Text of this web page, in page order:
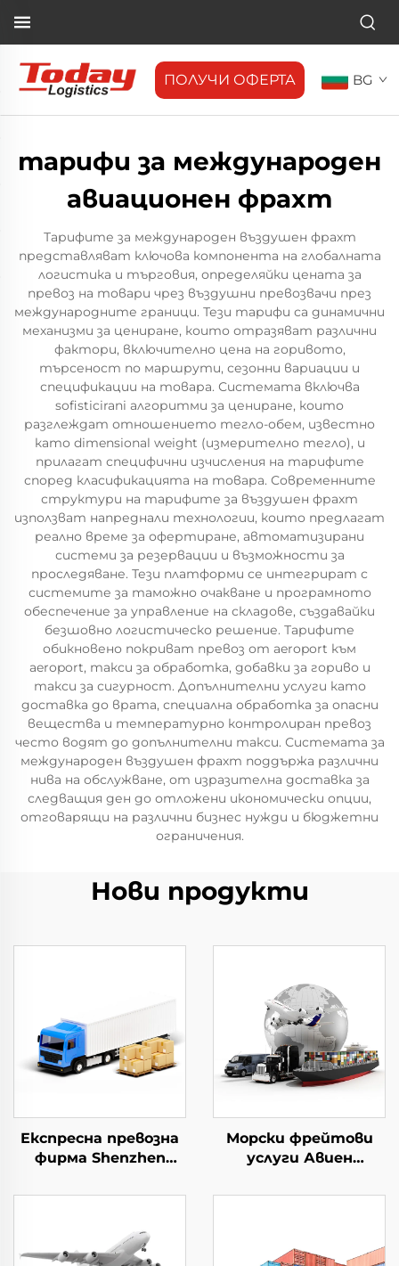
ПОЛУЧИ ОФЕРТА BG
тарифи за международен
авиационен фрахт
Тарифите за международен въздушен фрахт
представляват ключова компонента на глобалната
логистика и търговия, определяйки цената за
превоз на товари чрез въздушни превозвачи през
международните граници. Тези тарифи са динамични
механизми за цениране, които отразяват различни
фактори, включително цена на горивото,
търсеност по маршрути, сезонни вариации и
спецификации на товара. Системата включва
sofisticirani алгоритми за цениране, които
разглеждат отношението тегло-обем, известно
като dimensional weight (измерително тегло), и
прилагат специфични изчисления на тарифите
според класификацията на товара. Современните
структури на тарифите за въздушен фрахт
използват напреднали технологии, които предлагат
реално време за офертиране, автоматизирани
системи за резервации и възможности за
проследяване. Тези платформи се интегрират с
системите за таможно очакване и програмното
обеспечение за управление на складове, създавайки
безшовно логистическо решение. Тарифите
обикновено покриват превоз от аeroport към
аeroport, такси за обработка, добавки за гориво и
такси за сигурност. Допълнителни услуги като
доставка до врата, специална обработка за опасни
вещества и температурно контролиран превоз
често водят до допълнителни такси. Системата за
международен въздушен фрахт поддържа различни
нива на обслужване, от изразителна доставка за
следващия ден до отложени икономически опции,
отговарящи на различни бизнес нужди и бюджетни
ограничения.
Нови продукти
Експресна превозна
фирма Shenzhen
врата Експресна
Експрес Китай в
САЩ 5 - 7 дни
Морски фрейтови
услуги Авиен
Китай до УК Врата
Логистически услуги